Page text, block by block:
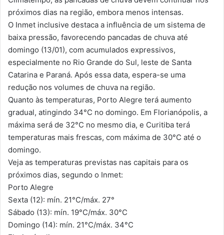
próximos dias na região, embora menos intensas.
O Inmet inclusive destaca a influência de um sistema de
baixa pressão, favorecendo pancadas de chuva até
domingo (13/01), com acumulados expressivos,
especialmente no Rio Grande do Sul, leste de Santa
Catarina e Paraná. Após essa data, espera-se uma
redução nos volumes de chuva na região.
Quanto às temperaturas, Porto Alegre terá aumento
gradual, atingindo 34°C no domingo. Em Florianópolis, a
máxima será de 32°C no mesmo dia, e Curitiba terá
temperaturas mais frescas, com máxima de 30°C até o
domingo.
Veja as temperaturas previstas nas capitais para os
próximos dias, segundo o Inmet:
Porto Alegre
Sexta (12): mín. 21°C/máx. 27°
Sábado (13): mín. 19°C/máx. 30°C
Domingo (14): mín. 21°C/máx. 34°C